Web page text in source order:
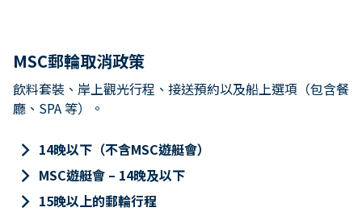
MSC郵輪取消政策
飲料套裝、岸上觀光行程、接送預約以及船上選項（包含餐
廳、SPA 等）。
keyboard_arrow_right 14晚以下（不含MSC遊艇會）
keyboard_arrow_right MSC遊艇會 – 14晚及以下
keyboard_arrow_right 15晚以上的郵輪行程